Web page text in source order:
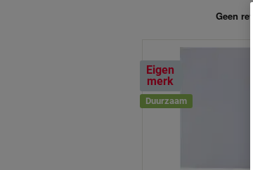
Eigen
merk
Duurzaam